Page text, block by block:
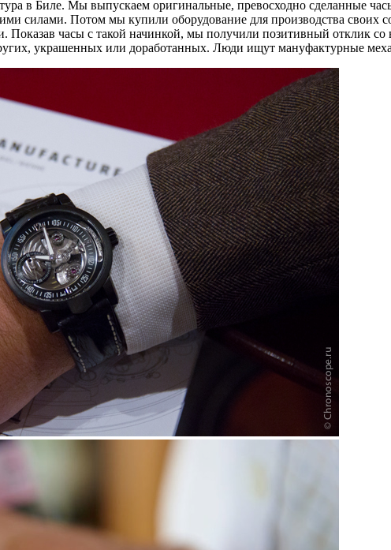
в Биле. Мы выпускаем оригинальные, превосходно сделанные
силами. Потом мы купили оборудование для производства
Показав часы с такой начинкой, мы получили позитивный отклик
украшенных или доработанных. Люди ищут мануфактурные